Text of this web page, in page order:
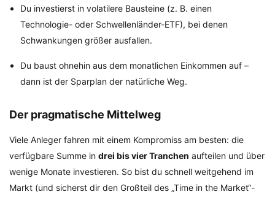
Du investierst in volatilere Bausteine (z. B. einen
Technologie- oder Schwellenländer-ETF), bei denen
Schwankungen größer ausfallen.
Du baust ohnehin aus dem monatlichen Einkommen auf –
dann ist der Sparplan der natürliche Weg.
Der pragmatische Mittelweg
Viele Anleger fahren mit einem Kompromiss am besten: die
verfügbare Summe in drei bis vier Tranchen aufteilen und über
wenige Monate investieren. So bist du schnell weitgehend im
Markt (und sicherst dir den Großteil des „Time in the Market“-